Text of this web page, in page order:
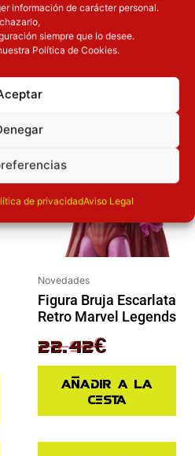
información de carácter personal.
siempre que lo desee.
Política de Cookies.
de privacidadAviso Legal
QUE TE
INTERESAR
Novedades
Figura Bruja Escarlata
Retro Marvel Legends
29.90€
El precio original era: 29.90€.
22.42€
El precio actual es: 22.42€.
Añadir a la
cesta